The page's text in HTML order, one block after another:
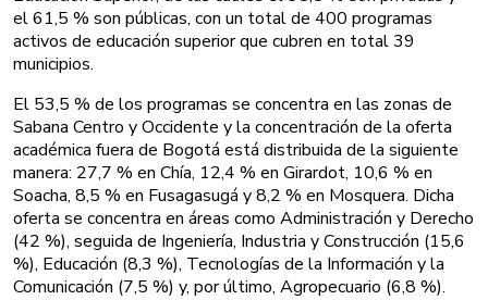
el 61,5 % son públicas, con un total de 400 programas
activos de educación superior que cubren en total 39
municipios.
El 53,5 % de los programas se concentra en las zonas de
Sabana Centro y Occidente y la concentración de la oferta
académica fuera de Bogotá está distribuida de la siguiente
manera: 27,7 % en Chía, 12,4 % en Girardot, 10,6 % en
Soacha, 8,5 % en Fusagasugá y 8,2 % en Mosquera. Dicha
oferta se concentra en áreas como Administración y Derecho
(42 %), seguida de Ingeniería, Industria y Construcción (15,6
%), Educación (8,3 %), Tecnologías de la Información y la
Comunicación (7,5 %) y, por último, Agropecuario (6,8 %).